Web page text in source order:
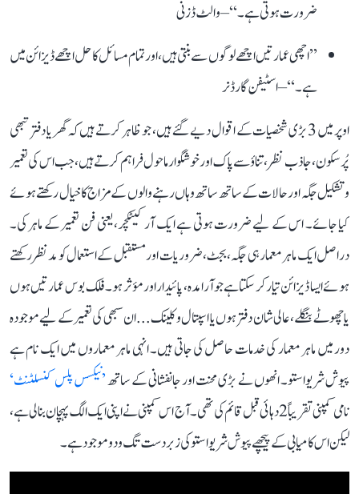
ضرورت ہوتی ہے۔‘‘ – والٹ ڈزنی
’’اچھی عمارتیں اچھے لوگوں سے بنتی ہیں، اور تمام مسائل کا حل اچھے ڈیزائن میں
ہے۔‘‘ – اسٹیفن گارڈنر
اوپر میں 3 بڑی شخصیات کے اقوال دیے گئے ہیں، جو ظاہر کرتے ہیں کہ گھر یا دفتر تبھی
پُرسکون، جاذب نظر، تناؤ سے پاک اور خوشگوار ماحول فراہم کرتے ہیں، جب اس کی تعمیر
و تشکیل جگہ اور حالات کے ساتھ ساتھ وہاں رہنے والوں کے مزاج کا خیال رکھتے ہوئے
کیا جائے۔ اس کے لیے ضرورت ہوتی ہے ایک آرکیٹکچر، یعنی فن تعمیر کے ماہر کی۔
دراصل ایک ماہر معمار ہی جگہ، بجٹ، ضروریات اور مستقبل کے استعمال کو مدنظر رکھتے
ہوئے ایسا ڈیزائن تیار کر سکتا ہے جو آرامدہ، پائیدار اور مؤثر ہو۔ فلک بوس عمارتیں ہوں
یا چھوٹے بنگلے، عالی شان دفتر ہوں یا اسپتال و کلینک... ان سبھی کی تعمیر کے لیے موجودہ
دور میں ماہر معمار کی خدمات حاصل کی جاتی ہیں۔ انہی ماہر معماروں میں ایک نام ہے
پیوش شریواستو۔ انھوں نے بڑی محنت اور جانفشانی کے ساتھ’نیکسس پلس کنسلٹنٹ‘
نامی کمپنی تقریباً 2 دہائی قبل قائم کی تھی۔ آج اس کمپنی نے اپنی ایک الگ پہچان بنا لی ہے،
لیکن اس کامیابی کے پیچھے پیوش شریواستو کی زبردست تگ و دو موجود ہے۔